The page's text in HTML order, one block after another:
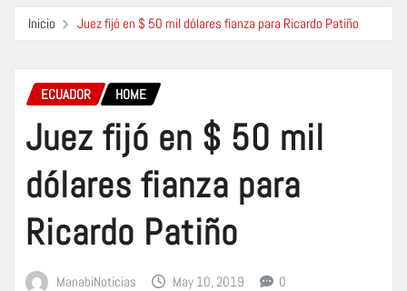
Inicio Juez fijó en $ 50 mil dólares fianza para Ricardo Patiño
ECUADOR HOME
Juez fijó en $ 50 mil
dólares fianza para
Ricardo Patiño
ManabiNoticias May 10, 2019 0